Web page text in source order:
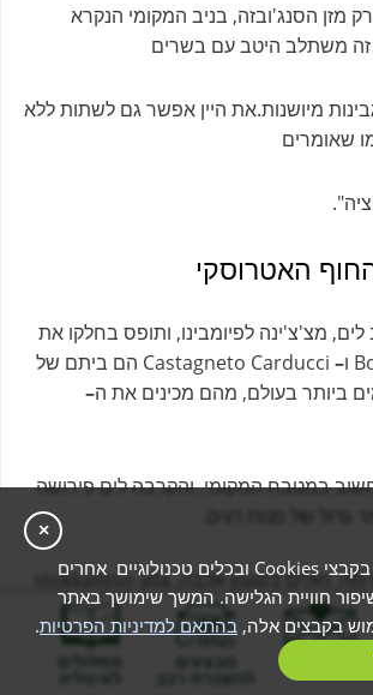
מזן הסנג'ובזה, בניב המקומי הנקרא
זה משתלב היטב עם בשרים
מיושנות.את היין אפשר גם לשתות ללא
שאומרים
האטרוסקי
מצ'צ'ינה לפיומבינו, ותופס בחלקו את
–
Castagneto Carducci הם ביתם של
ביותר בעולם, מהם מכינים את ה–
במטבח המקומי, והקרבה לים פירושה
תמנון עם תפוחי אדמה, מולים בסגנון אלבה, stokkafisso alla
התמחות מקומית יוצאת דופן ריבת
מבצעים מסלולים
לאיטליה
×
האתר עושה שימוש בקבצי Cookies ובכלים טכנולוגיים אחרים
חוויית הגלישה. המשך שימושך באתר
בקבצים אלה, בהתאם למדיניות הפרטיות.